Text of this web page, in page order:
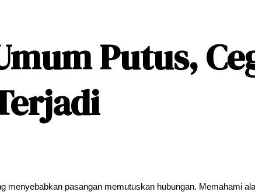
Putus,
menyebabkan pasangan memutuskan hubungan. Memahami